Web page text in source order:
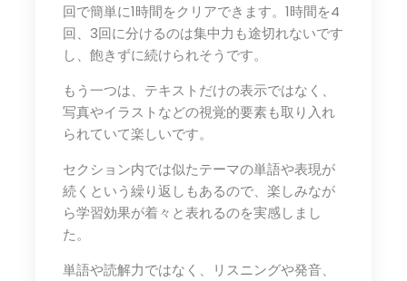
回で簡単に1時間をクリアできます。1時間を4
回、3回に分けるのは集中力も途切れないです
し、飽きずに続けられそうです。
もう一つは、テキストだけの表示ではなく、
写真やイラストなどの視覚的要素も取り入れ
られていて楽しいです。
セクション内では似たテーマの単語や表現が
続くという繰り返しもあるので、楽しみなが
ら学習効果が着々と表れるのを実感しまし
た。
単語や読解力ではなく、リスニングや発音、